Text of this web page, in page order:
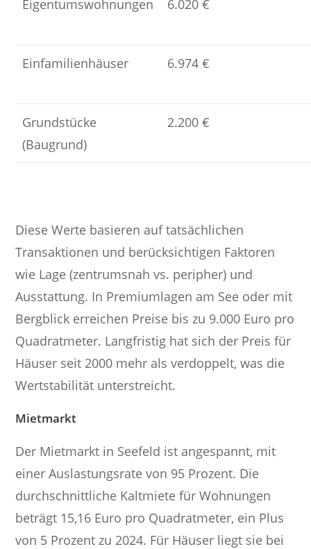
Eigentumswohnungen 6.020 €
Einfamilienhäuser 6.974 €
Grundstücke
(Baugrund)
2.200 €
Diese Werte basieren auf tatsächlichen
Transaktionen und berücksichtigen Faktoren
wie Lage (zentrumsnah vs. peripher) und
Ausstattung. In Premiumlagen am See oder mit
Bergblick erreichen Preise bis zu 9.000 Euro pro
Quadratmeter. Langfristig hat sich der Preis für
Häuser seit 2000 mehr als verdoppelt, was die
Wertstabilität unterstreicht.
Mietmarkt
Der Mietmarkt in Seefeld ist angespannt, mit
einer Auslastungsrate von 95 Prozent. Die
durchschnittliche Kaltmiete für Wohnungen
beträgt 15,16 Euro pro Quadratmeter, ein Plus
von 5 Prozent zu 2024. Für Häuser liegt sie bei